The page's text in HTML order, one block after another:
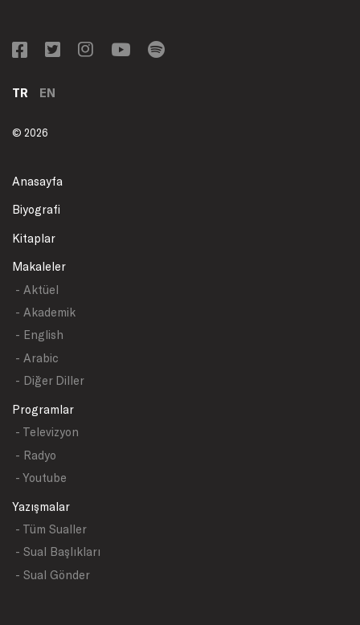
TR EN
© 2026
Anasayfa
Biyografi
Kitaplar
Makaleler
- Aktüel
- Akademik
- English
- Arabic
- Diğer Diller
Programlar
- Televizyon
- Radyo
- Youtube
Yazışmalar
- Tüm Sualler
- Sual Başlıkları
- Sual Gönder